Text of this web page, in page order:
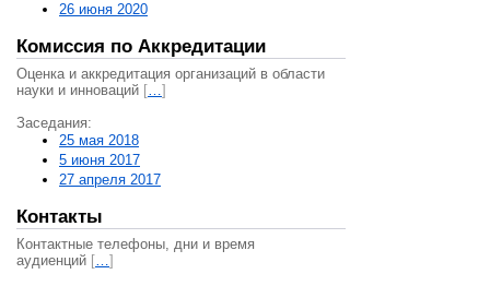
26 июня 2020
Комиссия по Аккредитации
Оценка и аккредитация организаций в области
науки и инноваций […]
Заседания:
25 мая 2018
5 июня 2017
27 апреля 2017
Контакты
Контактные телефоны, дни и время
аудиенций […]